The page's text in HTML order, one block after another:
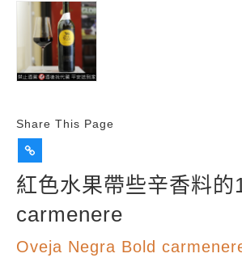
Share This Page
紅色水果帶些辛香料的
carmenere
Oveja Negra Bold